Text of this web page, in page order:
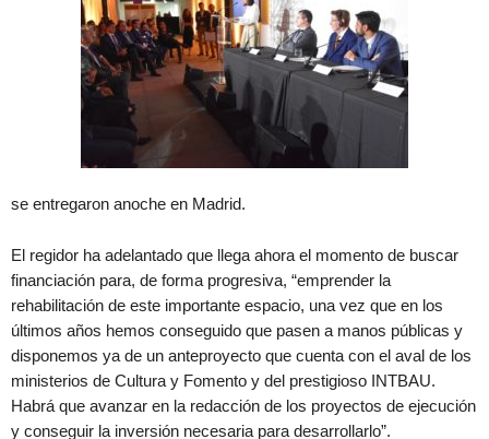
se entregaron anoche en Madrid.
El regidor ha adelantado que llega ahora el momento de buscar
financiación para, de forma progresiva, “emprender la
rehabilitación de este importante espacio, una vez que en los
últimos años hemos conseguido que pasen a manos públicas y
disponemos ya de un anteproyecto que cuenta con el aval de los
ministerios de Cultura y Fomento y del prestigioso INTBAU.
Habrá que avanzar en la redacción de los proyectos de ejecución
y conseguir la inversión necesaria para desarrollarlo”.